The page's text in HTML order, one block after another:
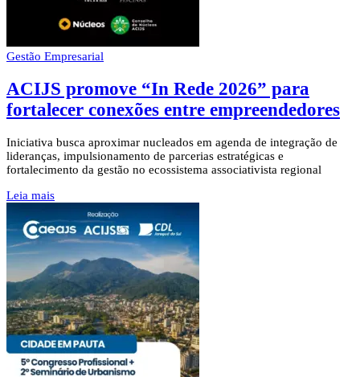
Gestão Empresarial
ACIJS promove “In Rede 2026” para
fortalecer conexões entre empreendedores
Iniciativa busca aproximar nucleados em agenda de integração de
lideranças, impulsionamento de parcerias estratégicas e
fortalecimento da gestão no ecossistema associativista regional
Leia mais